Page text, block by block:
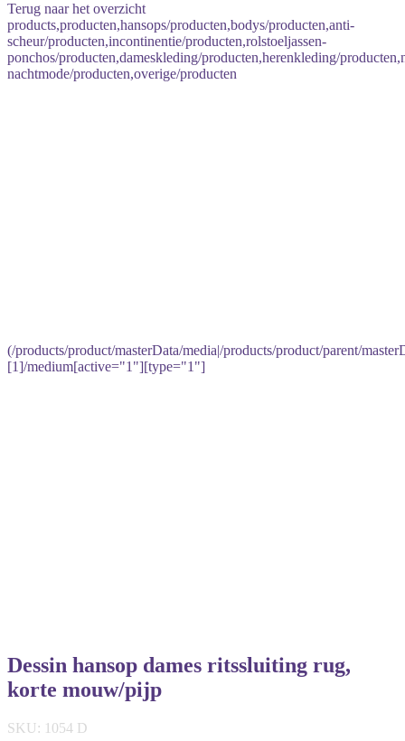
Terug naar het overzicht
products,producten,hansops/producten,bodys/producten,anti-
scheur/producten,incontinentie/producten,rolstoeljassen-
ponchos/producten,dameskleding/producten,herenkleding/
nachtmode/producten,overige/producten
(/products/product/masterData/media|/products/product/parent/
[1]/medium[active="1"][type="1"]
Dessin hansop dames ritssluiting rug,
korte mouw/pijp
SKU: 1054 D